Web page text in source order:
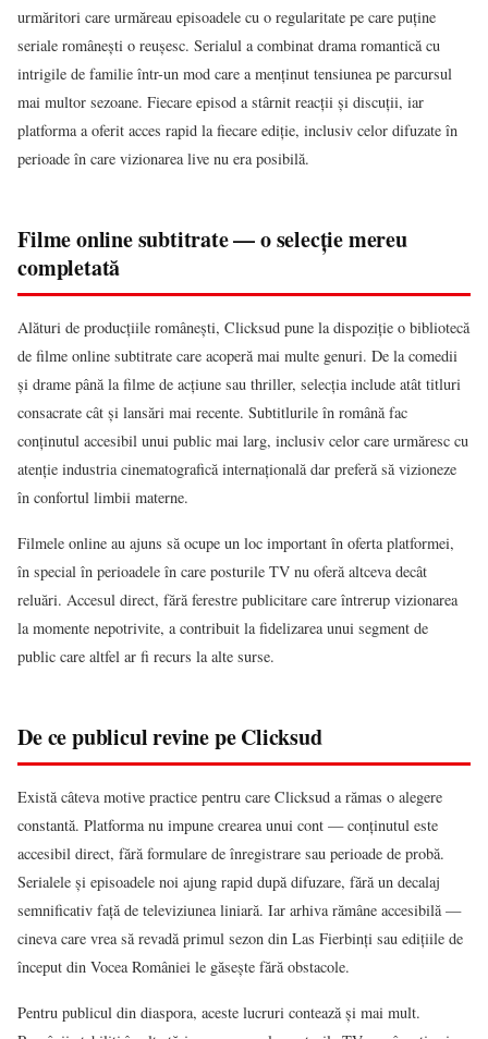
urmăritori care urmăreau episoadele cu o regularitate pe care puține
seriale românești o reușesc. Serialul a combinat drama romantică cu
intrigile de familie într-un mod care a menținut tensiunea pe parcursul
mai multor sezoane. Fiecare episod a stârnit reacții și discuții, iar
platforma a oferit acces rapid la fiecare ediție, inclusiv celor difuzate în
perioade în care vizionarea live nu era posibilă.
Filme online subtitrate — o selecție mereu
completată
Alături de producțiile românești, Clicksud pune la dispoziție o bibliotecă
de filme online subtitrate care acoperă mai multe genuri. De la comedii
și drame până la filme de acțiune sau thriller, selecția include atât titluri
consacrate cât și lansări mai recente. Subtitlurile în română fac
conținutul accesibil unui public mai larg, inclusiv celor care urmăresc cu
atenție industria cinematografică internațională dar preferă să vizioneze
în confortul limbii materne.
Filmele online au ajuns să ocupe un loc important în oferta platformei,
în special în perioadele în care posturile TV nu oferă altceva decât
reluări. Accesul direct, fără ferestre publicitare care întrerup vizionarea
la momente nepotrivite, a contribuit la fidelizarea unui segment de
public care altfel ar fi recurs la alte surse.
De ce publicul revine pe Clicksud
Există câteva motive practice pentru care Clicksud a rămas o alegere
constantă. Platforma nu impune crearea unui cont — conținutul este
accesibil direct, fără formulare de înregistrare sau perioade de probă.
Serialele și episoadele noi ajung rapid după difuzare, fără un decalaj
semnificativ față de televiziunea liniară. Iar arhiva rămâne accesibilă —
cineva care vrea să revadă primul sezon din Las Fierbinți sau edițiile de
început din Vocea României le găsește fără obstacole.
Pentru publicul din diaspora, aceste lucruri contează și mai mult.